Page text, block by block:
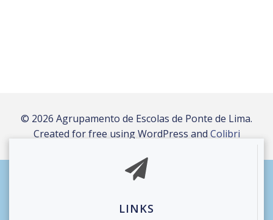
© 2026 Agrupamento de Escolas de Ponte de Lima.
Created for free using WordPress andColibri
LINKS